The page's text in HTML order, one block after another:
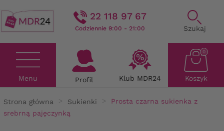
22 118 97 67
Codziennie 9:00 - 21:00 Szukaj
Menu Profil Klub MDR24 Koszyk
0
Strona główna Sukienki
Prosta czarna sukienka z
srebrną pajęczynką